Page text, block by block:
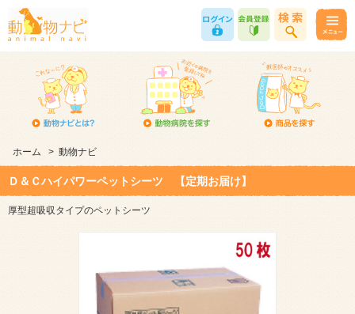
ホーム > 動物ナビ
Ｄ＆Ｃハイパワーペットシーツ 【定期お届け】
厚型超吸収タイプのペットシーツ